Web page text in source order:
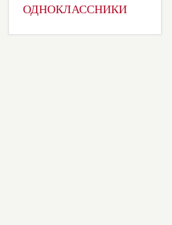
ОДНОКЛАССНИКИ